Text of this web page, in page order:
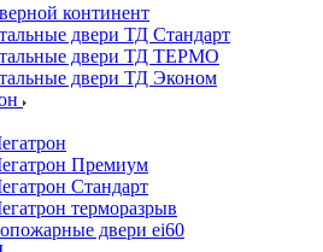
континент
двери ТД Стандарт
двери ТД ТЕРМО
двери ТД Эконом
Премиум
Стандарт
терморазрыв
двери ei60